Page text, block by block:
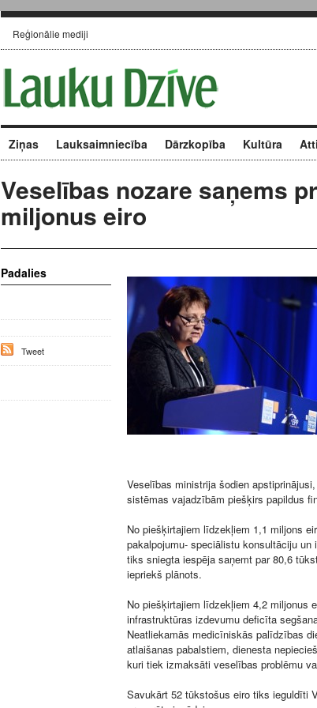
Reģionālie mediji
Ziņas Lauksaimniecība Dārzkopība Kultūra
Veselības nozare saņems
miljonus eiro
Veselības ministrija šodien
sistēmas vajadzībām piešķirs papildus
No piešķirtajiem līdzekļiem 1,1 miljons
pakalpojumu- speciālistu konsultāciju
tiks sniegta iespēja saņemt par 80,6
iepriekš plānots.
No piešķirtajiem līdzekļiem 4,2 miljonus
infrastruktūras izdevumu deficīta
Neatliekamās medicīniskās palīdzības
atlaišanas pabalstiem, dienesta
kuri tiek izmaksāti veselības problēmu
Savukārt 52 tūkstošus eiro tiks ieguldīti
Padalies
Tweet